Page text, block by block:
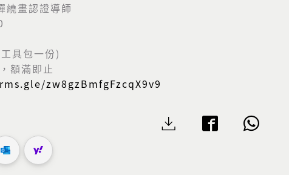
畫認證導師
具包一份)
額滿即止
zw8gzBmfgFzcqX9v9